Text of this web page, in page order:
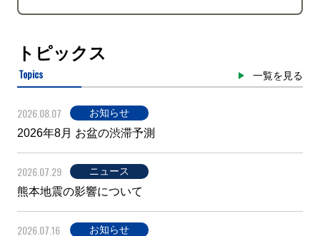
トピックス
Topics 一覧を見る
2026.08.07 お知らせ
2026年8月 お盆の渋滞予測
2026.07.29 ニュース
熊本地震の影響について
2026.07.16 お知らせ